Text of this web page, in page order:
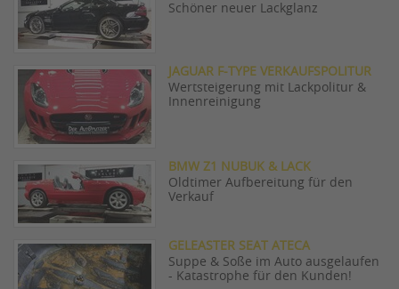
Schöner neuer Lackglanz
JAGUAR F-TYPE VERKAUFSPOLITUR
Wertsteigerung mit Lackpolitur &
Innenreinigung
BMW Z1 NUBUK & LACK
Oldtimer Aufbereitung für den
Verkauf
GELEASTER SEAT ATECA
Suppe & Soße im Auto ausgelaufen
- Katastrophe für den Kunden!